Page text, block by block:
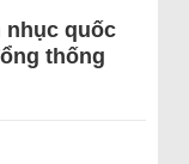
nhục quốc
thống